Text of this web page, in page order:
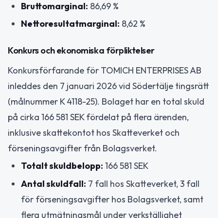
Bruttomarginal: 86,69 %
Nettoresultatmarginal: 8,62 %
Konkurs och ekonomiska förpliktelser
Konkursförfarande för TOMICH ENTERPRISES AB
inleddes den 7 januari 2026 vid Södertälje tingsrätt
(målnummer K 4118-25). Bolaget har en total skuld
på cirka 166 581 SEK fördelat på flera ärenden,
inklusive skattekontot hos Skatteverket och
förseningsavgifter från Bolagsverket.
Totalt skuldbelopp: 166 581 SEK
Antal skuldfall: 7 fall hos Skatteverket, 3 fall
för förseningsavgifter hos Bolagsverket, samt
flera utmätningsmål under verkställighet